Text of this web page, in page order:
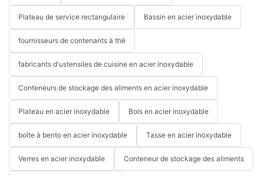
Plateau de service rectangulaire Bassin en acier inoxydable
fournisseurs de contenants à thé
fabricants d'ustensiles de cuisine en acier inoxydable
Conteneurs de stockage des aliments en acier inoxydable
Plateau en acier inoxydable Bols en acier inoxydable
boîte à bento en acier inoxydable Tasse en acier inoxydable
Verres en acier inoxydable Conteneur de stockage des aliments